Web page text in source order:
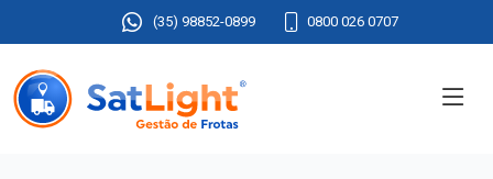
(35) 98852-0899 0800 026 0707